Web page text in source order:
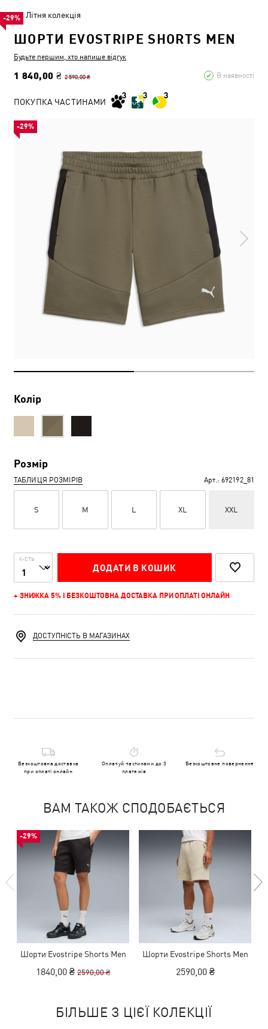
Літня колекція
ШОРТИ EVOSTRIPE SHORTS MEN
Будьте першим, хто напише відгук
1 840,00 ₴ 2 590,00 ₴ В наявності
-29%
ПОКУПКА ЧАСТИНАМИ
Колір
Розмір
ТАБЛИЦЯ РОЗМІРІВ Арт.: 692192_81
S M L XL XXL
К-СТЬ
ДОДАТИ В КОШИК
+ ЗНИЖКА 5% І БЕЗКОШТОВНА ДОСТАВКА ПРИ ОПЛАТІ ОНЛАЙН
-29%
ДОСТУПНІСТЬ В МАГАЗИНАХ
Безкоштовна доставка
при оплаті онлайн
Оплачуй частинами до 3
платежів
Безкоштовне повернення
ВАМ ТАКОЖ СПОДОБАЄТЬСЯ
-29%
Шорти Evostripe Shorts Men
1840,00 ₴ 2590,00 ₴
Шорти Evostripe Shorts Men
2590,00 ₴
БІЛЬШЕ З ЦІЄЇ КОЛЕКЦІЇ